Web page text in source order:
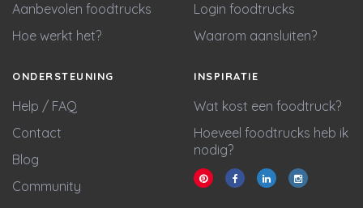
Aanbevolen foodtrucks
Hoe werkt het?
Login foodtrucks
Waarom aansluiten?
ONDERSTEUNING
Help / FAQ
Contact
Blog
Community
INSPIRATIE
Wat kost een foodtruck?
Hoeveel foodtrucks heb ik
nodig?